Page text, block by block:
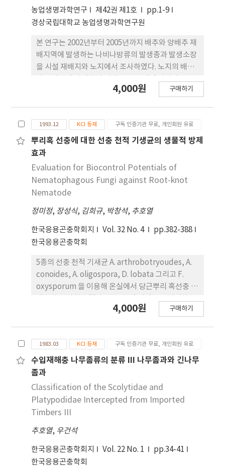
분후에는 모든 선충이 치사되었다. UV-C 조사는 곤충
병원성선충의 병원성에도 영향을 미쳐 노출 10분 후
에도 누에나방 3령충에 대하여 6.7% 이하의 보정사
충율을 나타내었다. 야외 뽕나무밭(UV량: 2.3mW/
㎠)에서 곤충병원성선충, S. carpocapsae
Pocheon strain을 엽면 살포 4시간 후 채취한 뽕나
무 잎을 급상한 누에는 치사되지 않았다. 뽕잎에서
4.0mW/㎠의 UV 1시간 노출은 곤충병원성선충, S.
농업생명과학연구 제42권 제1호
pp.1-9
경상국립대학교 농업생명과학연구원
본 연구는 2002년부터 2005년까지 배추와 양배추 재
배지역에 발생하는 나비나방류의 발생종과 발생소장
을 시설 재배지와 노지에서 조사하였다. 노지의 배추
는 배추좀나방(Plutella xylostella)과 배추순나방
litura), 파밤나방(Spodoptera exigua), 검은은무
늬밤나방(Autographa nigrisigna), 배추흰나비
(Artogeia rapae) 등 4과 6속 7종이 확인되었다. 시
설 배추와 양배추에서 주요 나비나방류 해충 발생종
과 피해량 및 발생을 조사한 결과, 배추에서는 4과 6
속 7종이 조사되었는데 배추좀나방의 피해가 가장 심
으로 100주당 378마리가 조사되었다. 양배추에서는
3과 4속 5종의 해충이 확인되었는데 배추좀나방이 가
장 많은 피해를 주었으며, 배추좀나방 유충의 발생최
성기는 6월 하순으로 100주당 756마리가 조사되었
다.
4,000원 구매하기
1993.12 KCI 등재 구독 인증기관 무료, 개인회원 유료
뿌리혹 선충에 대한 선충 천적 기생균의 생물적 방제
효과
Evaluation for Biocontrol Potentials of
Nematophagous Fungi against Root-knot
Nematode
정미정, 장성식, 김희규, 박창석, 추호열
한국응용곤충학회지 Vol. 32 No. 4
pp.382-388
한국응용곤충학회
5종의 선충 천적 기새균 A. arthrobotryoudes, A.
conoides, A. oligospora, D. lobata 그리고 F.
oxysporum 을 이용해 온실에서 당근뿌리 혹선충 방
때 뿌리혹형성이 감소하였고 또한 고추생육이 증진되
감소되었다. 특히 F. oxysporum 처리구가 뿌리혹 감
소 효과가 매우 높았다. 고추 지상부 생육은 A.
arthrobotryoides, A. conotdes, A. oligospora,
D. lobata and F. oxysporum 접종원을 고추 정식
전처리했을 때 크게 증가하였으나 나머지 처리구에서
는 무처리와 비교해서 현저한 차이는 없었다. 온실 시
lobata와 F. oxysporum을 선발하여 뿌리혹 선충의
밀도가 높은 포장에서 시험한 결과, 두가지 선충 천적
기생균 모두 접종원 농도 1 : 70, 1 : 100 에서 무처리
에 비해 고추의 뿌리혹수가 현저히 감소하였다. 이때
4,000원 구매하기
1983.03 KCI 등재 구독 인증기관 무료, 개인회원 유료
수입재해충 나무좀류의 분류 III 나무좀과와 긴나무
좀과
Classification of the Scolytidae and
Platypodidae Intercepted from Imported
Timbers III
추호열, 우건석
한국응용곤충학회지 Vol. 22 No. 1
pp.34-41
한국응용곤충학회